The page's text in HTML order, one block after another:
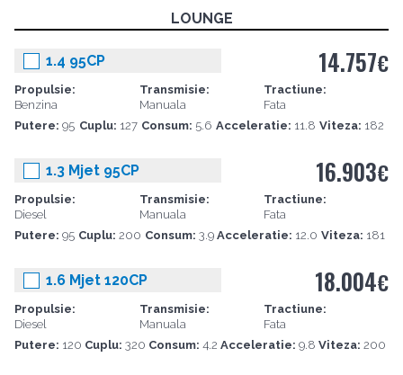
LOUNGE
1.4 95CP
Propulsie:
Benzina
Transmisie:
Manuala
Tractiune:
Fata
Putere: 95 Cuplu: 127 Consum: 5.6 Acceleratie: 11.8 Viteza: 182
14.757€
1.3 Mjet 95CP
Propulsie:
Diesel
Transmisie:
Manuala
Tractiune:
Fata
Putere: 95 Cuplu: 200 Consum: 3.9 Acceleratie: 12.0 Viteza: 181
16.903€
1.6 Mjet 120CP
Propulsie:
Diesel
Transmisie:
Manuala
Tractiune:
Fata
Putere: 120 Cuplu: 320 Consum: 4.2 Acceleratie: 9.8 Viteza: 200
18.004€